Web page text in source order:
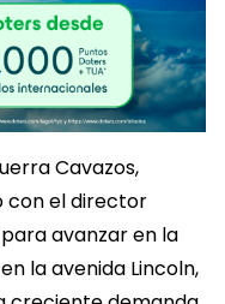
Cavazos,
con el director
para avanzar en la
la avenida Lincoln,